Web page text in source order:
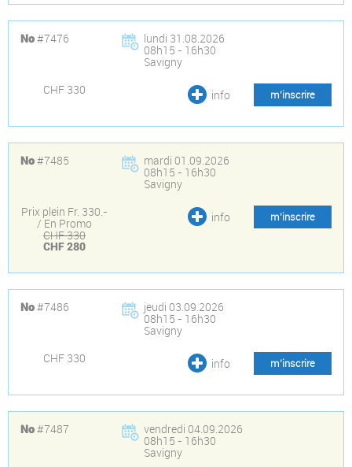
No#7476 lundi 31.08.2026
08h15 - 16h30
Savigny
CHF 330
info m’inscrire
No#7485 mardi 01.09.2026
08h15 - 16h30
Savigny
Prix plein Fr. 330.-
/ En Promo
CHF 330
CHF 280
info m’inscrire
No#7486 jeudi 03.09.2026
08h15 - 16h30
Savigny
CHF 330
info m’inscrire
No#7487 vendredi 04.09.2026
08h15 - 16h30
Savigny